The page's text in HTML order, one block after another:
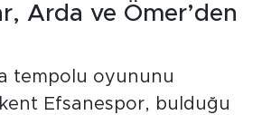
Arda ve Ömer’den
tempolu oyununu
Efsanespor, bulduğu